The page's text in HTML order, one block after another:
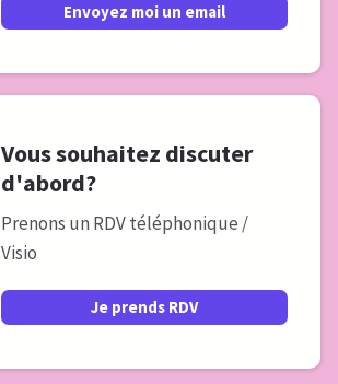
Envoyez moi un email
Vous souhaitez discuter
d'abord?
Prenons un RDV téléphonique /
Visio
Je prends RDV